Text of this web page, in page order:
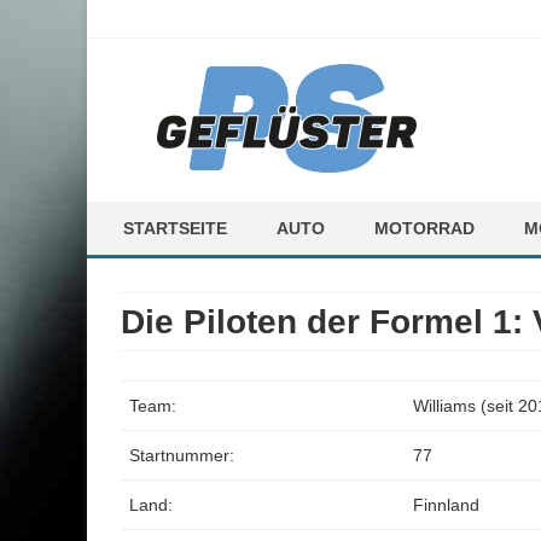
STARTSEITE AUTO MOTORRAD
Die Piloten der Formel 1:
Team: Williams (seit
Startnummer: 77
Land: Finnland